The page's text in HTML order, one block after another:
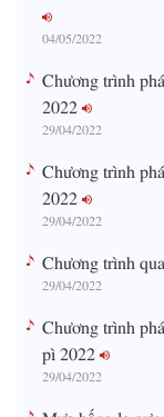
04/05/2022
Chương trình
2022
29/04/2022
Chương trình
2022
29/04/2022
Chương trình
29/04/2022
Chương trình
pì 2022
29/04/2022